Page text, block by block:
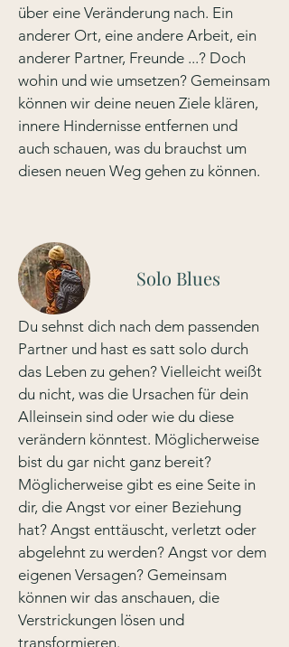
über eine Veränderung nach. Ein
anderer Ort, eine andere Arbeit, ein
anderer Partner, Freunde ...? Doch
wohin und wie umsetzen? Gemeinsam
können wir deine neuen Ziele klären,
innere Hindernisse entfernen und
auch schauen, was du brauchst um
diesen neuen Weg gehen zu können.
Solo Blues
Du sehnst dich nach dem passenden
Partner und hast es satt solo durch
das Leben zu gehen? Vielleicht weißt
du nicht, was die Ursachen für dein
Alleinsein sind oder wie du diese
verändern könntest. Möglicherweise
bist du gar nicht ganz bereit?
Möglicherweise gibt es eine Seite in
dir, die Angst vor einer Beziehung
hat? Angst enttäuscht, verletzt oder
abgelehnt zu werden? Angst vor dem
eigenen Versagen? Gemeinsam
können wir das anschauen, die
Verstrickungen lösen und
transformieren.